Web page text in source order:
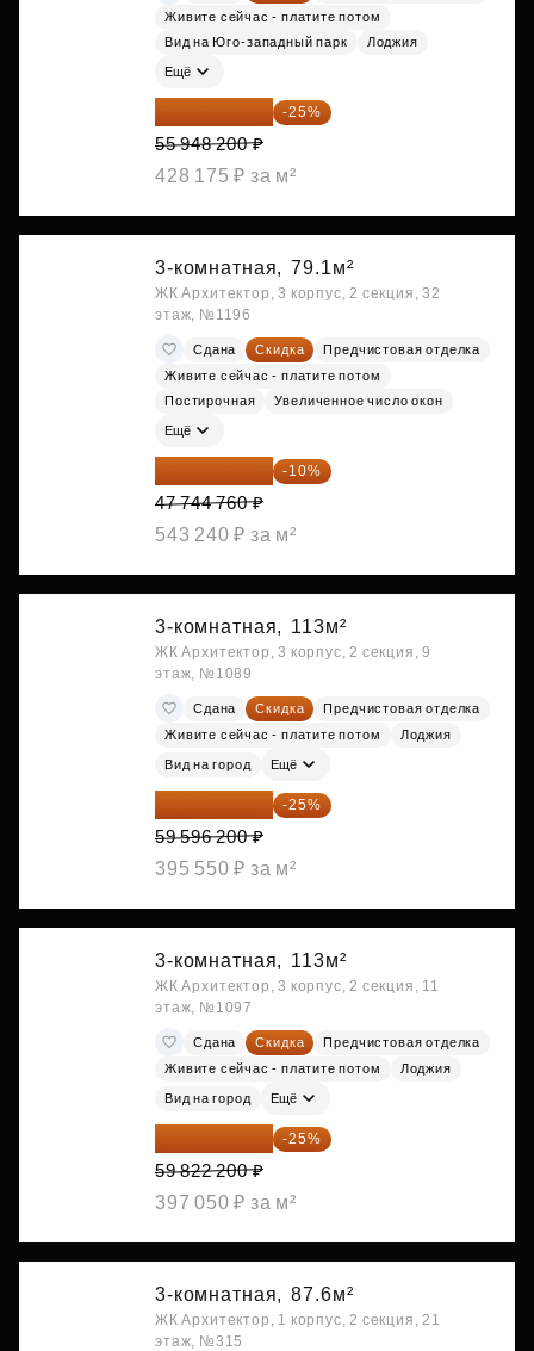
Живите сейчас - платите потом
Вид на Юго-западный парк
Лоджия
Ещё
41 961 150 ₽ -25%
55 948 200 ₽
428 175 ₽ за м²
3-комнатная, 79.1м²
ЖК Архитектор, 3 корпус, 2 секция, 32
этаж, №1196
Сдана Скидка
Предчистовая отделка
Живите сейчас - платите потом
Постирочная
Увеличенное число окон
Ещё
42 970 284 ₽ -10%
47 744 760 ₽
543 240 ₽ за м²
3-комнатная, 113м²
ЖК Архитектор, 3 корпус, 2 секция, 9
этаж, №1089
Сдана Скидка
Предчистовая отделка
Живите сейчас - платите потом
Лоджия
Вид на город Ещё
44 697 150 ₽ -25%
59 596 200 ₽
395 550 ₽ за м²
3-комнатная, 113м²
ЖК Архитектор, 3 корпус, 2 секция, 11
этаж, №1097
Сдана Скидка
Предчистовая отделка
Живите сейчас - платите потом
Лоджия
Вид на город Ещё
44 866 650 ₽ -25%
59 822 200 ₽
397 050 ₽ за м²
3-комнатная, 87.6м²
ЖК Архитектор, 1 корпус, 2 секция, 21
этаж, №315